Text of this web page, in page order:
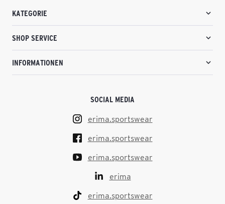
KATEGORIE
SHOP SERVICE
INFORMATIONEN
SOCIAL MEDIA
erima.sportswear
erima.sportswear
erima.sportswear
erima
erima.sportswear